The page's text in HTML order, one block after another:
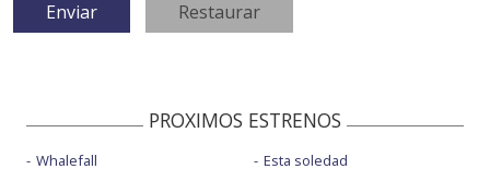
PROXIMOS ESTRENOS
Whalefall
Esta soledad